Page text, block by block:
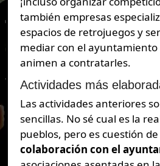
también empresas
espacios de retrojuegos y
mediar con el ayuntamiento
animen a contratarles.
Actividades más
Las actividades anteriores
sencillas. No sé cual es la
pueblos, pero es cuestión
colaboración con el